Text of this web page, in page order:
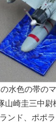
水色の帯の
山崎圭三中尉
ンド、ポポ